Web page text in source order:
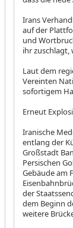
Irans
auf der
und
ihr
Laut dem
Vereinten
sofortigem
Erneut
Iranische
entlang der
Großstadt
Persischen
Gebäude am
der
dem Beginn
weitere